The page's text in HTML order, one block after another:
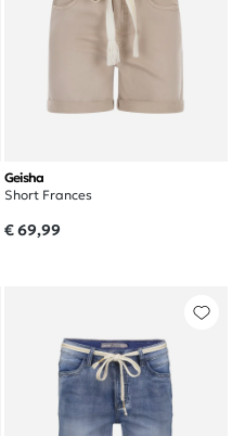
Geisha
Short Frances
€ 69,99